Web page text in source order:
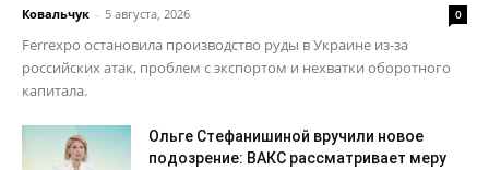
Ковальчук - 5 августа, 2026 0
Ferrexpo остановила производство руды в Украине из-за
российских атак, проблем с экспортом и нехватки оборотного
капитала.
Ольге Стефанишиной вручили новое
подозрение: ВАКС рассматривает меру